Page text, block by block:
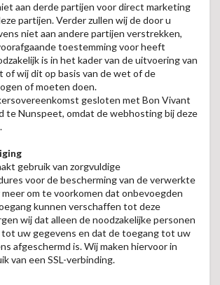
aan derde partijen voor direct marketing
partijen. Verder zullen wij de door u
niet aan andere partijen verstrekken,
toestemming voor heeft
is in het kader van de uitvoering van
of wij dit op basis van de wet of de
of moeten doen.
gesloten met Bon Vivant
te Nunspeet, omdat de webhosting bij deze
gebruik van zorgvuldige
voor de bescherming van de verwerkte
om te voorkomen dat onbevoegden
kunnen verschaffen tot deze
wij dat alleen de noodzakelijke personen
uw gegevens en dat de toegang tot uw
afgeschermd is. Wij maken hiervoor in
van een SSL-verbinding.